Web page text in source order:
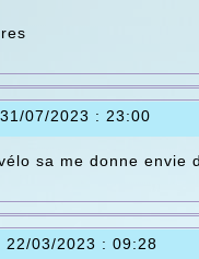
07/2023 : 23:00
sa me donne envie
22/03/2023 : 09:28